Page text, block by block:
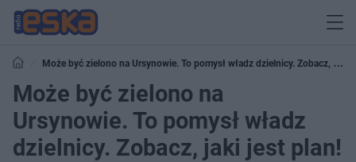
Może być zielono na Ursynowie. To pomysł władz dzielnicy. Zobacz, jaki
jest plan!
Może być zielono na
Ursynowie. To pomysł władz
dzielnicy. Zobacz, jaki jest plan!